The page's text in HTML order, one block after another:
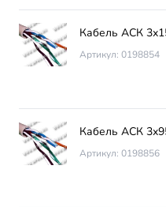
Кабель АСК
Артикул: 0198854
Кабель АСК
Артикул: 0198856